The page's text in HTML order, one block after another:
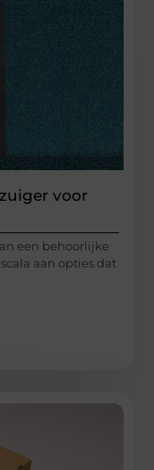
voor
een behoorlijke
aan opties dat